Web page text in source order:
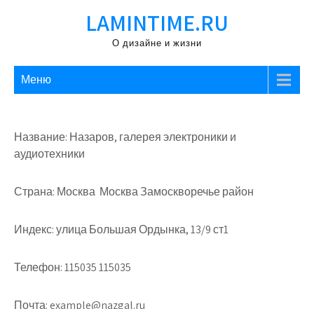
LAMINTIME.RU
О дизайне и жизни
Меню
Название: Назаров, галерея электроники и
аудиотехники
Страна: Москва Москва Замоскворечье район
Индекс: улица Большая Ордынка, 13/9 ст1
Телефон: 115035 115035
Почта: example@nazgal.ru